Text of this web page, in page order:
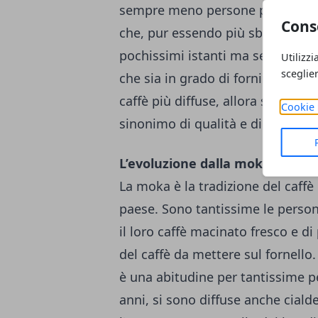
Cookie
sempre meno persone
che, pur essendo più sbrigative,
pochissimi istanti ma senza
che sia in grado di fornire
caffè più diffuse, allora si
sinonimo di qualità e di
L’evoluzione dalla moka alle
La moka è la tradizione del
paese. Sono tantissime le
il loro caffè macinato fresco e
del caffè da mettere sul
è una abitudine per tantissime
anni, si sono diffuse anche